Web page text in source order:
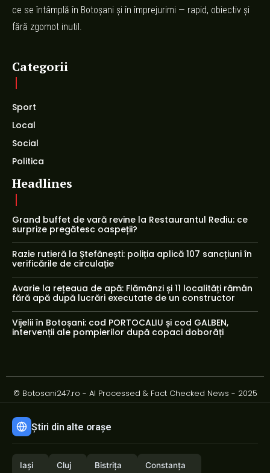
ce se întâmplă în Botoșani și în împrejurimi — rapid, obiectiv și
fără zgomot inutil.
Categorii
Sport
Local
Social
Politica
Headlines
Grand buffet de vară revine la Restaurantul Rediu: ce
surprize pregătesc oaspeții?
Razie rutieră la Ștefănești: poliția aplică 107 sancțiuni în
verificările de circulație
Avarie la rețeaua de apă: Flămânzi și 11 localități rămân
fără apă după lucrări executate de un constructor
Vijelii în Botoșani: cod PORTOCALIU și cod GALBEN,
intervenții ale pompierilor după copaci doborâți
© Botosani247.ro - AI Processed & Fact Checked News - 2025
Știri din alte orașe
Iași Cluj Bistrița Constanța